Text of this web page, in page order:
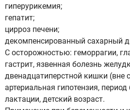
гиперурикемия;
гепатит;
цирроз печени;
декомпенсированный сахарный
С осторожностью: геморрагии,
гастрит, язвенная болезнь
двенадцатиперстной кишки (вне
артериальная гипотензия,
лактации, детский возраст.